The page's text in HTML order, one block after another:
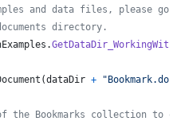
and data files, please go
directory.
.
(dataDir +
the Bookmarks collection to